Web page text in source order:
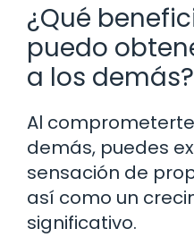
¿Qué
puedo
a los demás?
Al
demás, puedes
sensación de
así como un
significativo.